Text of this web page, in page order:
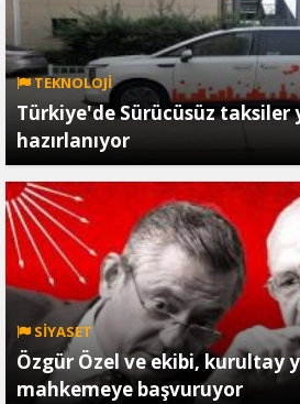
TEKNOLOJİ
Türkiye'de Sürücüsüz taksiler
hazırlanıyor
SİYASET
Özgür Özel ve ekibi, kurultay
mahkemeye başvuruyor